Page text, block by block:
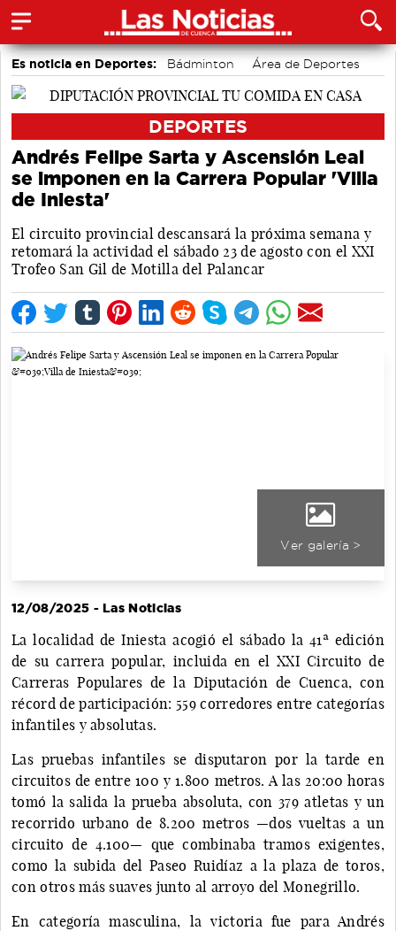
Es noticia en Deportes: Bádminton
Área de Deportes
Motor
Bolos conquenses
DEPORTES
Andrés Felipe Sarta y Ascensión Leal
se imponen en la Carrera Popular 'Villa
de Iniesta'
El circuito provincial descansará la próxima semana y
retomará la actividad el sábado 23 de agosto con el XXI
Trofeo San Gil de Motilla del Palancar
Ver galería >
12/08/2025 - Las Noticias
La localidad de Iniesta acogió el sábado la 41ª edición
de su carrera popular, incluida en el XXI Circuito de
Carreras Populares de la Diputación de Cuenca, con
récord de participación: 559 corredores entre categorías
infantiles y absolutas.
Las pruebas infantiles se disputaron por la tarde en
circuitos de entre 100 y 1.800 metros. A las 20:00 horas
tomó la salida la prueba absoluta, con 379 atletas y un
recorrido urbano de 8.200 metros —dos vueltas a un
circuito de 4.100— que combinaba tramos exigentes,
como la subida del Paseo Ruidíaz a la plaza de toros,
con otros más suaves junto al arroyo del Monegrillo.
En categoría masculina, la victoria fue para Andrés